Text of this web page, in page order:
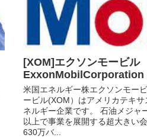
[XOM]エクソンモービル
ExxonMobilCorporation
米国エネルギー株エクソンモー
ービル(XOM）はアメリカテキ
ネルギー企業です。 石油メジャ
以上で事業を展開する超大きい
630万バ...